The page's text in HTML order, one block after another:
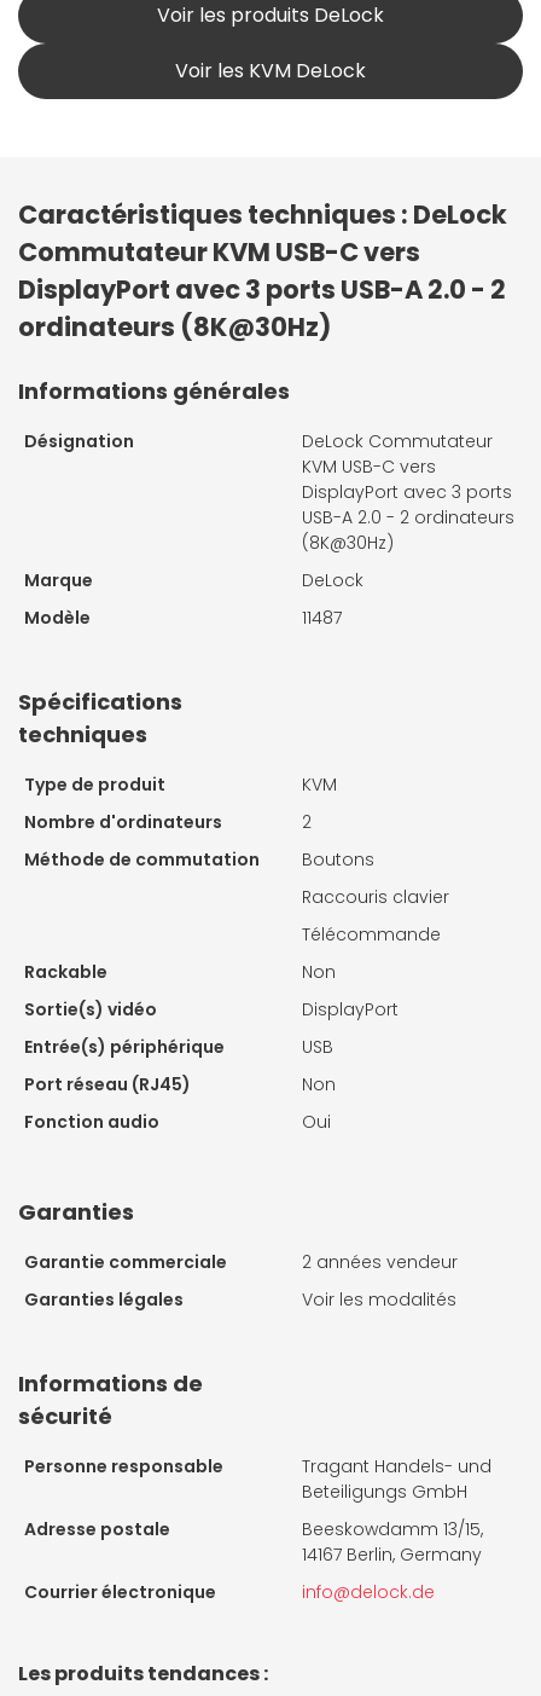
Voir les produits DeLock
Voir les KVM DeLock
Caractéristiques techniques : DeLock
Commutateur KVM USB-C vers
DisplayPort avec 3 ports USB-A 2.0 - 2
ordinateurs (8K@30Hz)
Informations générales
Désignation
DeLock Commutateur
KVM USB-C vers
DisplayPort avec 3 ports
USB-A 2.0 - 2 ordinateurs
(8K@30Hz)
Marque
DeLock
Modèle
11487
Spécifications
techniques
Type de produit
KVM
Nombre d'ordinateurs
2
Méthode de commutation
Boutons
Raccouris clavier
Télécommande
Rackable
Non
Sortie(s) vidéo
DisplayPort
Entrée(s) périphérique
USB
Port réseau (RJ45)
Non
Fonction audio
Oui
Garanties
Garantie commerciale
2 années vendeur
Garanties légales
Voir les modalités
Informations de
sécurité
Personne responsable
Tragant Handels- und
Beteiligungs GmbH
Adresse postale
Beeskowdamm 13/15,
14167 Berlin, Germany
Courrier électronique
info@delock.de
Les produits tendances :